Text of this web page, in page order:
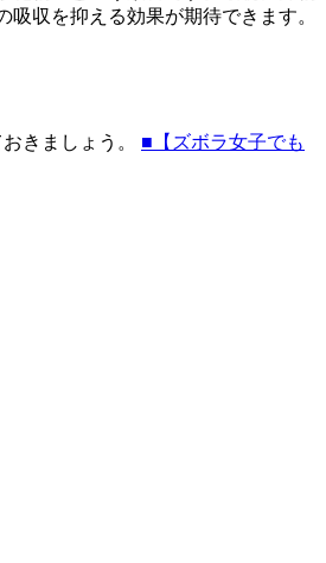
収を抑える効果が期待できます。
きましょう。 ■【ズボラ女子でも